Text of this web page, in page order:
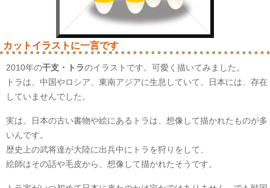
カットイラストに一言です
2010年の干支・トラのイラストです。可愛く描いてみました。
トラは、中国やロシア、東南アジアに生息していて、日本には、存在
していませんでした。
実は、日本の古い書物や絵にあるトラは、想像して描かれたものが多
いんです。
歴史上の武将達が大陸に出兵中にトラを狩りをして、
絵師はその話や毛皮から、想像して描かれたそうです。